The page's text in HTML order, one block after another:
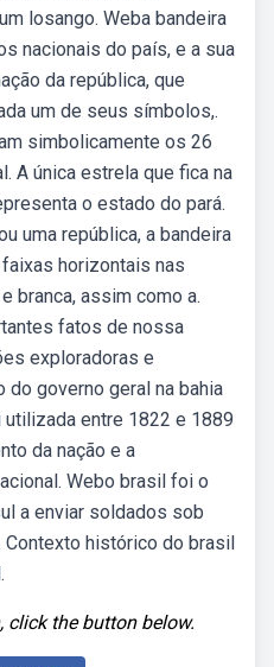
losango. Weba bandeira
nacionais do país, e a sua
da república, que
um de seus símbolos,.
simbolicamente os 26
A única estrela que fica na
o estado do pará.
uma república, a bandeira
horizontais nas
branca, assim como a.
fatos de nossa
exploradoras e
governo geral na bahia
entre 1822 e 1889
da nação e a
Webo brasil foi o
a enviar soldados sob
Contexto histórico do brasil
click the button below.